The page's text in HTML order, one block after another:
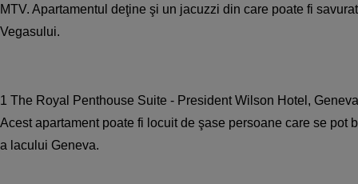
MTV. Apartamentul deţine şi un jacuzzi din care poate fi
Vegasului.
1 The Royal Penthouse Suite - President Wilson Hotel,
Acest apartament poate fi locuit de şase persoane care se pot
a lacului Geneva.